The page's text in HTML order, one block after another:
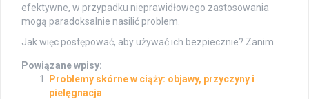
efektywne, w przypadku nieprawidłowego zastosowania
mogą paradoksalnie nasilić problem.
Jak więc postępować, aby używać ich bezpiecznie? Zanim…
Powiązane wpisy:
Problemy skórne w ciąży: objawy, przyczyny i
pielęgnacja